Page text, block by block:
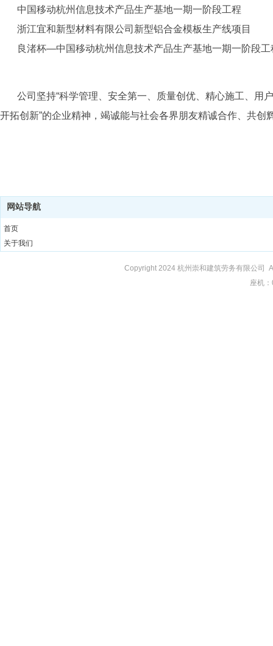
中国移动杭州信息技术产品生产基地一
浙江宜和新型材料有限公司新型铝合金模板生产线项目
良渚杯—中国移动杭州信息技术产品生产基地一期一阶段工
公司坚持“科学管理、安全第一、质量创优、精心施工、用户
开拓创新”的企业精神，竭诚能与社会各界朋友精诚合作、共
网站导航
首页
关于我们
Copyright 2024 杭州崇和建筑劳务有限公司
座机：